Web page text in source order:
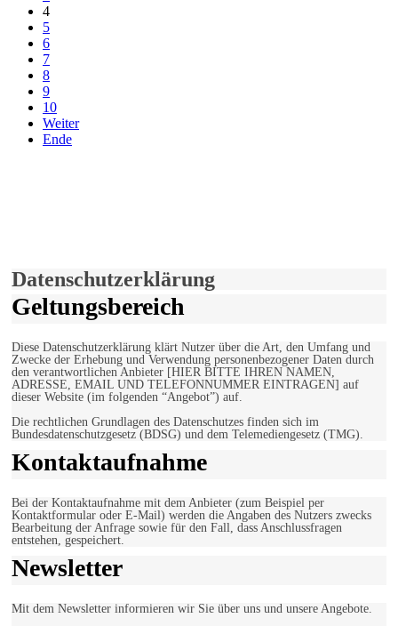
4
5
6
7
8
9
10
Weiter
Ende
Datenschutzerklärung
Geltungsbereich
Diese Datenschutzerklärung klärt Nutzer über die Art, den Umfang und
Zwecke der Erhebung und Verwendung personenbezogener Daten durch
den verantwortlichen Anbieter [HIER BITTE IHREN NAMEN,
ADRESSE, EMAIL UND TELEFONNUMMER EINTRAGEN] auf
dieser Website (im folgenden “Angebot”) auf.
Die rechtlichen Grundlagen des Datenschutzes finden sich im
Bundesdatenschutzgesetz (BDSG) und dem Telemediengesetz (TMG).
Kontaktaufnahme
Bei der Kontaktaufnahme mit dem Anbieter (zum Beispiel per
Kontaktformular oder E-Mail) werden die Angaben des Nutzers zwecks
Bearbeitung der Anfrage sowie für den Fall, dass Anschlussfragen
entstehen, gespeichert.
Newsletter
Mit dem Newsletter informieren wir Sie über uns und unsere Angebote.